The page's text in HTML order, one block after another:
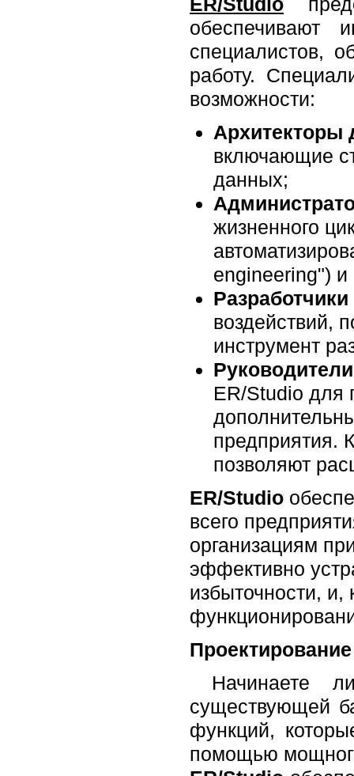
обеспечивают
специалистов,
работу.
возможности:
Архитекторы
включающие
данных;
жизненного
engineering")
воздействий,
инструмент
ER/Studio для
предприятия.
позволяют
ER/Studio
всего
организациям
эффективно
избыточности, и,
Начинаете
существующей
функций,
помощью